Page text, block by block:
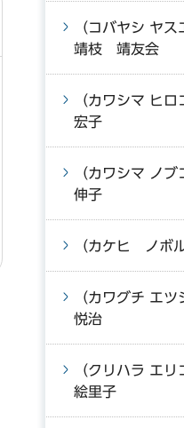
（コバヤシ ヤス
靖枝 靖友会
（カワシマ ヒロ
宏子
（カワシマ ノブ
伸子
（カケヒ ノボ
（カワグチ エツ
悦治
（クリハラ エリ
絵里子